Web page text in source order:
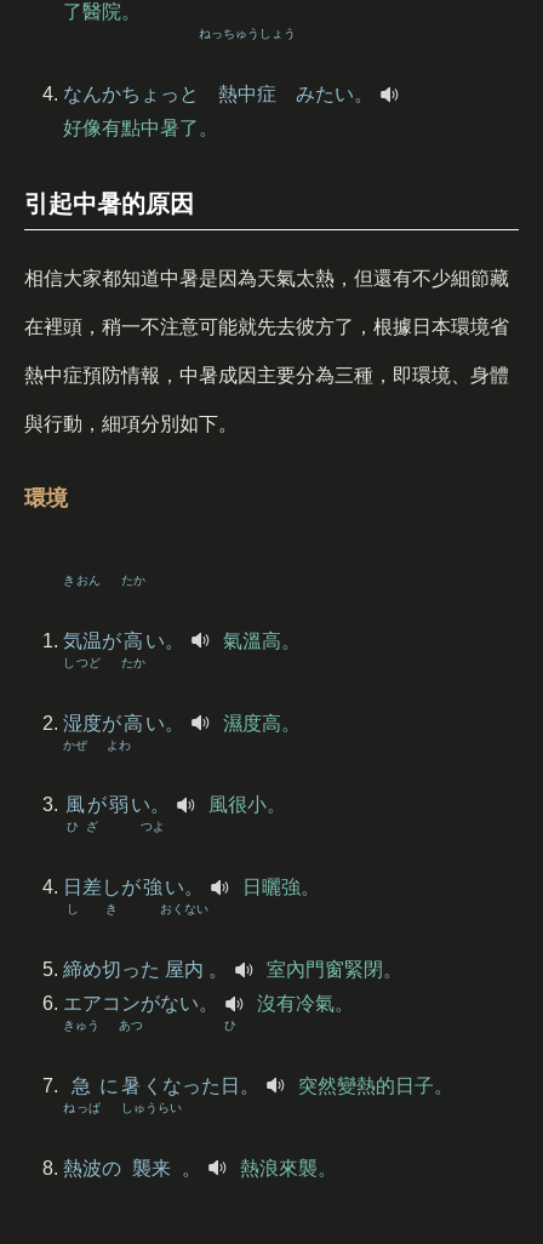
了醫院。
なんかちょっと 熱中症
ねっちゅうしょう
みたい。
好像有點中暑了。
引起中暑的原因
相信大家都知道中暑是因為天氣太熱，但還有不少細節藏
在裡頭，稍一不注意可能就先去彼方了，根據日本環境省
熱中症預防情報，中暑成因主要分為三種，即環境、身體
與行動，細項分別如下。
環境
気温
きおん
が高
たか
い。 氣溫高。
湿度
しつど
が高
たか
い。 濕度高。
風
かぜ
が弱
よわ
い。 風很小。
日差
ひざ
しが強
つよ
い。 日曬強。
締
し
め切
き
った 屋内
おくない
。
室內門窗緊閉。
エアコンがない。
沒有冷氣。
急
きゅう
に 暑
あつ
くなった 日
ひ
。 突然變熱的日子。
熱波
ねっぱ
の 襲来
しゅうらい
。 熱浪來襲。